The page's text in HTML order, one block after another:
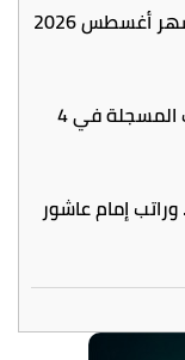
بعد بيان المالية.. موعد صرف مرتبات شهر أغسطس 2026
قبل ما تقع في مشكلة.. راجع خطوطك المسجلة في 4
إمام عاشور